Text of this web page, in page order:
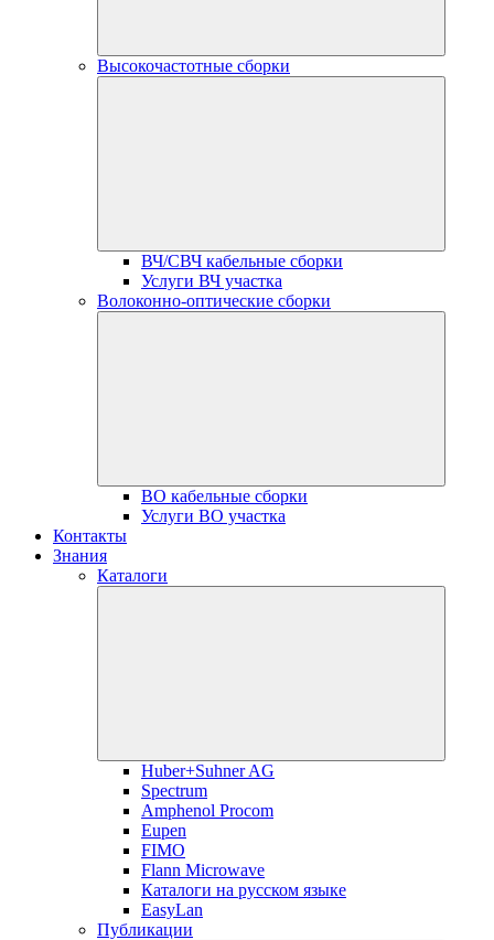
Высокочастотные сборки
ВЧ/СВЧ кабельные сборки
Услуги ВЧ участка
Волоконно-оптические сборки
ВО кабельные сборки
Услуги ВО участка
Контакты
Знания
Каталоги
Huber+Suhner AG
Spectrum
Amphenol Procom
Eupen
FIMO
Flann Microwave
Каталоги на русском языке
EasyLan
Публикации